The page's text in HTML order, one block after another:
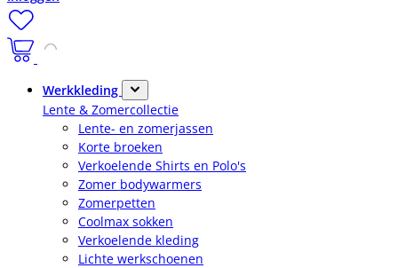
Werkkleding
Lente & Zomercollectie
Lente- en zomerjassen
Korte broeken
Verkoelende Shirts en Polo's
Zomer bodywarmers
Zomerpetten
Coolmax sokken
Verkoelende kleding
Lichte werkschoenen